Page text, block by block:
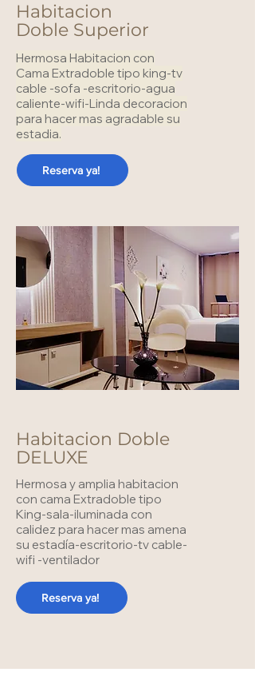
Habitacion
Doble Superior
Hermosa Habitacion con
Cama Extradoble tipo king-tv
cable -sofa -escritorio-agua
caliente-wifi-Linda decoracion
para hacer mas agradable su
estadia.
Reserva ya!
Habitacion Doble
DELUXE
Hermosa y amplia habitacion
con cama Extradoble tipo
King-sala-iluminada con
calidez para hacer mas amena
su estadía-escritorio-tv cable-
wifi -ventilador
Reserva ya!